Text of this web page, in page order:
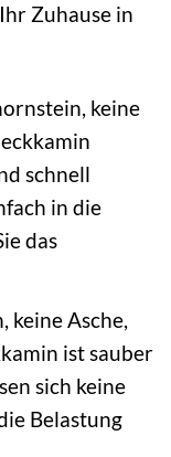
Zuhause in
keine
schnell
in die
das
keine Asche,
ist sauber
sich keine
Belastung